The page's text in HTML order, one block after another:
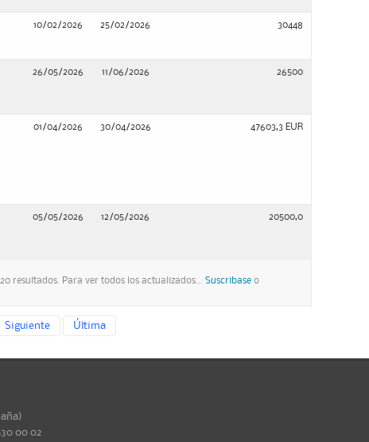
10/02/2026 25/02/2026 30448
26/05/2026 11/06/2026 26500
01/04/2026 30/04/2026 47603,3 EUR
05/05/2026 12/05/2026 20500,0
resultados. Para ver todos los actualizados... Suscribase o
Siguiente Última
00 02